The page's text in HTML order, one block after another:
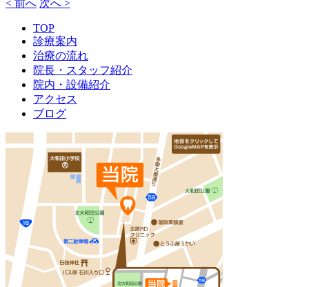
< 前へ 次へ >
TOP
診療案内
治療の流れ
院長・スタッフ紹介
院内・設備紹介
アクセス
ブログ